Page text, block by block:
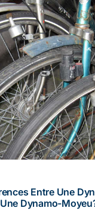
Entre Une
Dynamo-